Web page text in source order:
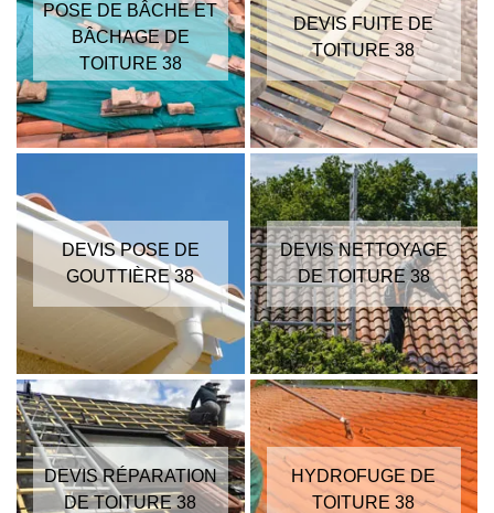
POSE DE BÂCHE ET
BÂCHAGE DE
TOITURE 38
DEVIS FUITE DE
TOITURE 38
DEVIS POSE DE
GOUTTIÈRE 38
DEVIS NETTOYAGE
DE TOITURE 38
DEVIS RÉPARATION
DE TOITURE 38
HYDROFUGE DE
TOITURE 38